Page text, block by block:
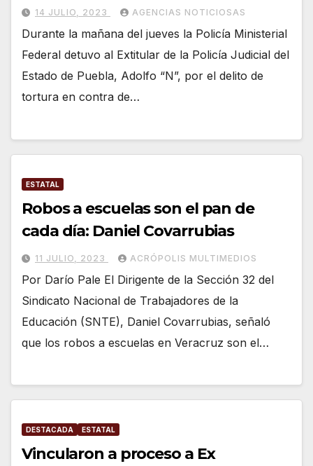
14 JULIO, 2023 AGENCIAS NOTICIOSAS
Durante la mañana del jueves la Policía Ministerial
Federal detuvo al Extitular de la Policía Judicial del
Estado de Puebla, Adolfo “N”, por el delito de
tortura en contra de…
ESTATAL
Robos a escuelas son el pan de
cada día: Daniel Covarrubias
11 JULIO, 2023 ACRÓPOLIS MULTIMEDIOS
Por Darío Pale El Dirigente de la Sección 32 del
Sindicato Nacional de Trabajadores de la
Educación (SNTE), Daniel Covarrubias, señaló
que los robos a escuelas en Veracruz son el…
DESTACADA ESTATAL
Vincularon a proceso a Ex